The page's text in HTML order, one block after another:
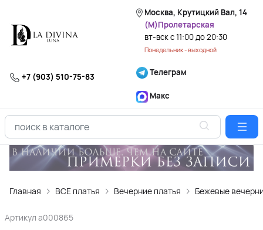
Москва, Крутицкий Вал, 14
(М)Пролетарская
вт-вск с 11:00 до 20:30
Понедельник - выходной
+7 (903) 510-75-83 Телеграм
Макс
Главная ВСЕ платья Вечерние платья Бежевые
Артикул a000865